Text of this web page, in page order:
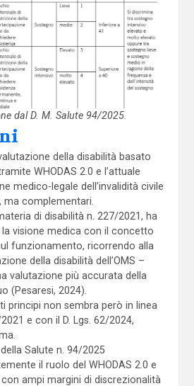
dal D. M. Salute 94/2025.
della disabilità basato
WHODAS 2.0 e l’attuale
medico-legale dell’invalidità civile
complementari.
di disabilità n. 227/2021, ha
visione medica con il concetto
funzionamento, ricorrendo alla
della disabilità dell’OMS –
valutazione più accurata della
(Pesaresi, 2024).
principi non sembra però in linea
e con il D. Lgs. 62/2024,
Salute n. 94/2025
il ruolo del WHODAS 2.0 e
ampi margini di discrezionalità